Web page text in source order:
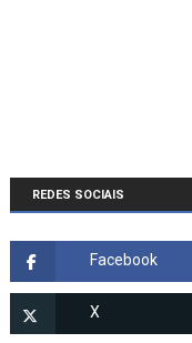
REDES SOCIAIS